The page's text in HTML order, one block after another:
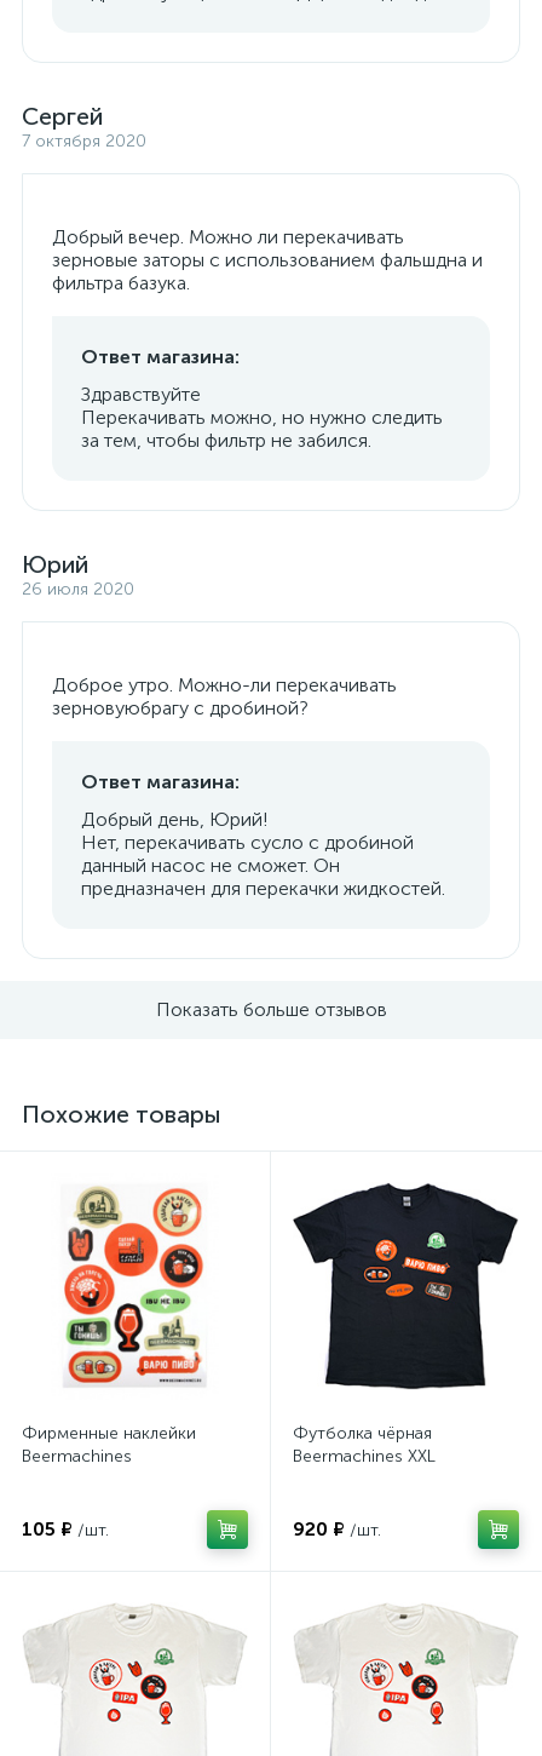
Сергей
7 октября 2020
Добрый вечер. Можно ли перекачивать
зерновые заторы с использованием фальшдна и
фильтра базука.
Ответ магазина:
Здравствуйте
Перекачивать можно, но нужно следить
за тем, чтобы фильтр не забился.
Юрий
26 июля 2020
Доброе утро. Можно-ли перекачивать
зерновуюбрагу с дробиной?
Ответ магазина:
Добрый день, Юрий!
Нет, перекачивать сусло с дробиной
данный насос не сможет. Он
предназначен для перекачки жидкостей.
Показать больше отзывов
Похожие товары
Фирменные наклейки
Beermachines
105 ₽ /шт.
Футболка чёрная
Beermachines XXL
920 ₽ /шт.